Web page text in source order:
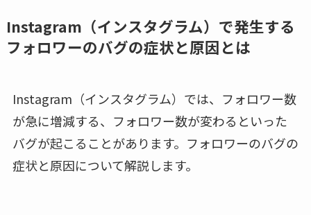
Instagram（インスタグラム）で発生する
フォロワーのバグの症状と原因とは
Instagram（インスタグラム）では、フォロワー数
が急に増減する、フォロワー数が変わるといった
バグが起こることがあります。フォロワーのバグの
症状と原因について解説します。